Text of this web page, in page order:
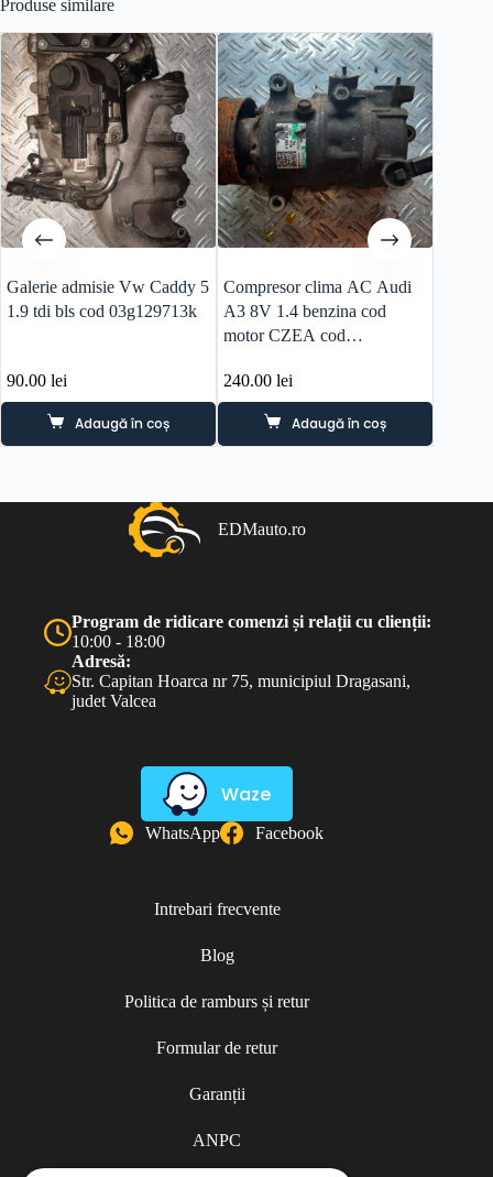
Produse similare
Galerie admisie Vw Caddy 5
1.9 tdi bls cod 03g129713k
90.00 lei
Adaugă în coș
Compresor clima AC Audi
A3 8V 1.4 benzina cod
motor CZEA cod
240.00lei
Adaugă în coș
EDMauto.ro
Program de ridicare comenzi și relații cu clienții:
10:00 - 18:00
Adresă:
Str. Capitan Hoarca nr 75, municipiul Dragasani,
judet Valcea
Waze
WhatsApp Facebook
Intrebari frecvente
Blog
Politica de ramburs și retur
Formular de retur
Garanții
ANPC